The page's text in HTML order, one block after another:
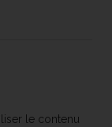
le contenu